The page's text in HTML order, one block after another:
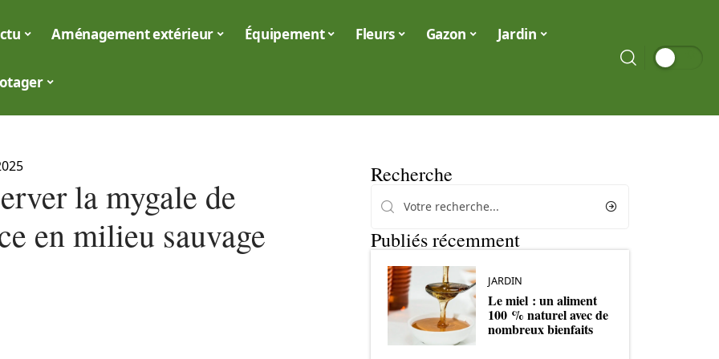
Aménagement extérieur Équipement Fleurs Gazon Jardin
la mygale de
en milieu sauvage
Recherche
Publiés récemment
JARDIN
Le miel : un aliment
100 % naturel avec de
nombreux bienfaits